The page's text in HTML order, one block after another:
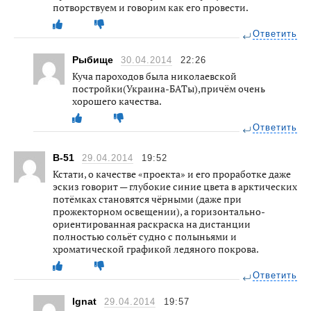
потворствуем и говорим как его провести.
Ответить
Рыбище 30.04.2014 22:26
Куча пароходов была николаевской
постройки(Украина-БАТы),причём очень
хорошего качества.
Ответить
В-51 29.04.2014 19:52
Кстати, о качестве «проекта» и его проработке даже
эскиз говорит — глубокие синие цвета в арктических
потёмках становятся чёрными (даже при
прожекторном освещении), а горизонтально-
ориентированная раскраска на дистанции
полностью сольёт судно с полыньями и
хроматической графикой ледяного покрова.
Ответить
Ignat 29.04.2014 19:57